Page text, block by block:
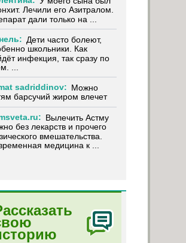
Лечили его Азитралом.
дали только на ...
Дети часто болеют,
школьники. Как
инфекция, так сразу по
...
sadriddinov: Можно
барсучий жиром влечет
Вылечить Астму
без лекарств и прочего
вмешательства.
медицина к ...